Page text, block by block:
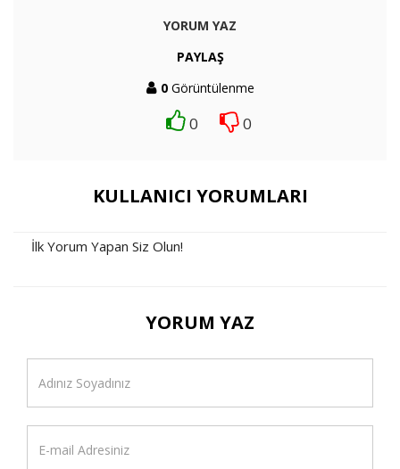
YORUM YAZ
PAYLAŞ
0Görüntülenme
0 0
KULLANICI YORUMLARI
İlk Yorum Yapan Siz Olun!
YORUM YAZ